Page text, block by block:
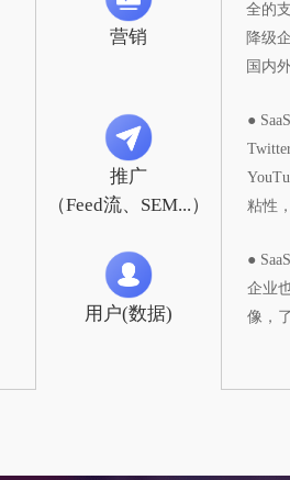
营销
推广
（Feed流、SEM...）
用户(数据)
全的
降级
国内
●
粘性
●
企业
像，